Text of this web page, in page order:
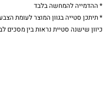
* ההדמייה להמחשה בלבד
* תיתכן סטייה בגוון המוצר לעומת
כיוון שישנה סטיית נראות בין מסכים